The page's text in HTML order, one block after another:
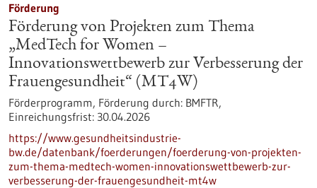
Förderung
Förderung von Projekten zum Thema
„MedTech for Women –
Innovationswettbewerb zur Verbesserung der
Frauengesundheit“ (MT4W)
Förderprogramm, Förderung durch: BMFTR,
Einreichungsfrist: 30.04.2026
https://www.gesundheitsindustrie-
bw.de/datenbank/foerderungen/foerderung-von-projekten-
zum-thema-medtech-women-innovationswettbewerb-zur-
verbesserung-der-frauengesundheit-mt4w